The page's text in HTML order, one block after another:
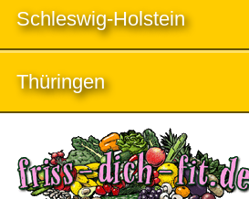
Schleswig-Holstein
Thüringen